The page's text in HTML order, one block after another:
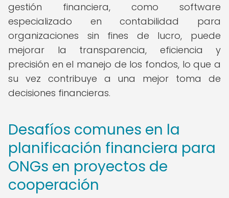
gestión financiera, como software
especializado en contabilidad para
organizaciones sin fines de lucro, puede
mejorar la transparencia, eficiencia y
precisión en el manejo de los fondos, lo que a
su vez contribuye a una mejor toma de
decisiones financieras.
Desafíos comunes en la
planificación financiera para
ONGs en proyectos de
cooperación